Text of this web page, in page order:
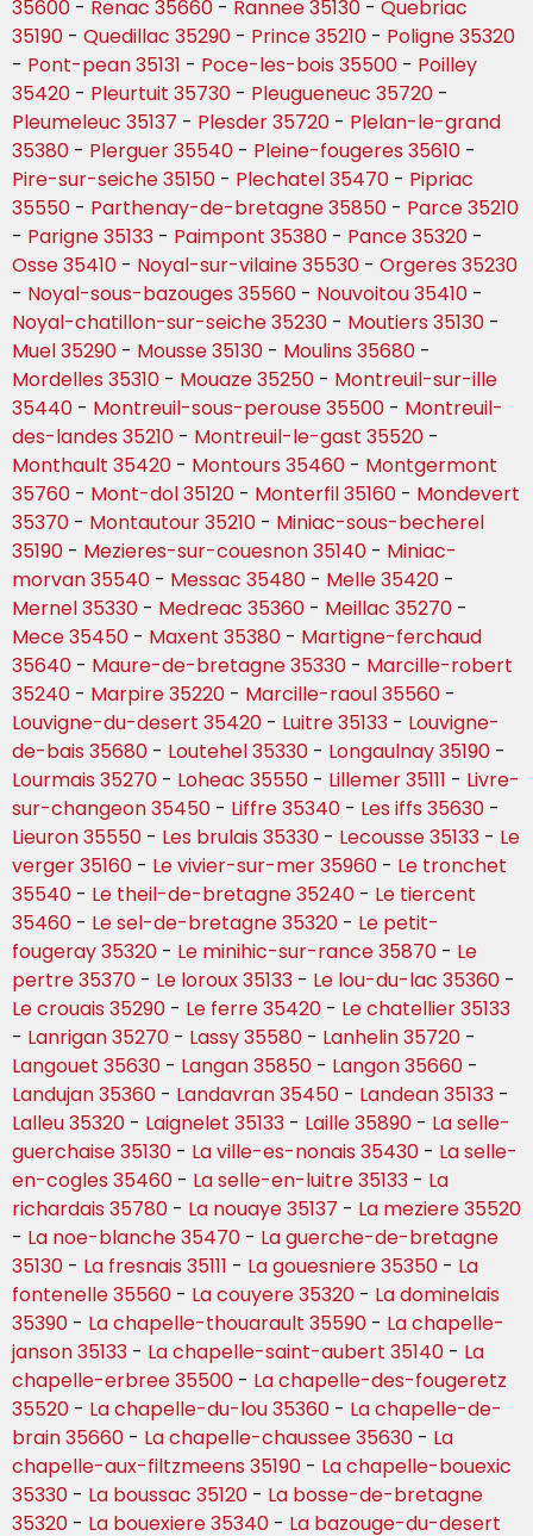
35600 - Renac 35660 - Rannee 35130 - Quebriac
35190 - Quedillac 35290 - Prince 35210 - Poligne 35320
- Pont-pean 35131 - Poce-les-bois 35500 - Poilley
35420 - Pleurtuit 35730 - Pleugueneuc 35720 -
Pleumeleuc 35137 - Plesder 35720 - Plelan-le-grand
35380 - Plerguer 35540 - Pleine-fougeres 35610 -
Pire-sur-seiche 35150 - Plechatel 35470 - Pipriac
35550 - Parthenay-de-bretagne 35850 - Parce 35210
- Parigne 35133 - Paimpont 35380 - Pance 35320 -
Osse 35410 - Noyal-sur-vilaine 35530 - Orgeres 35230
- Noyal-sous-bazouges 35560 - Nouvoitou 35410 -
Noyal-chatillon-sur-seiche 35230 - Moutiers 35130 -
Muel 35290 - Mousse 35130 - Moulins 35680 -
Mordelles 35310 - Mouaze 35250 - Montreuil-sur-ille
35440 - Montreuil-sous-perouse 35500 - Montreuil-
des-landes 35210 - Montreuil-le-gast 35520 -
Monthault 35420 - Montours 35460 - Montgermont
35760 - Mont-dol 35120 - Monterfil 35160 - Mondevert
35370 - Montautour 35210 - Miniac-sous-becherel
35190 - Mezieres-sur-couesnon 35140 - Miniac-
morvan 35540 - Messac 35480 - Melle 35420 -
Mernel 35330 - Medreac 35360 - Meillac 35270 -
Mece 35450 - Maxent 35380 - Martigne-ferchaud
35640 - Maure-de-bretagne 35330 - Marcille-robert
35240 - Marpire 35220 - Marcille-raoul 35560 -
Louvigne-du-desert 35420 - Luitre 35133 - Louvigne-
de-bais 35680 - Loutehel 35330 - Longaulnay 35190 -
Lourmais 35270 - Loheac 35550 - Lillemer 35111 - Livre-
sur-changeon 35450 - Liffre 35340 - Les iffs 35630 -
Lieuron 35550 - Les brulais 35330 - Lecousse 35133 - Le
verger 35160 - Le vivier-sur-mer 35960 - Le tronchet
35540 - Le theil-de-bretagne 35240 - Le tiercent
35460 - Le sel-de-bretagne 35320 - Le petit-
fougeray 35320 - Le minihic-sur-rance 35870 - Le
pertre 35370 - Le loroux 35133 - Le lou-du-lac 35360 -
Le crouais 35290 - Le ferre 35420 - Le chatellier 35133
- Lanrigan 35270 - Lassy 35580 - Lanhelin 35720 -
Langouet 35630 - Langan 35850 - Langon 35660 -
Landujan 35360 - Landavran 35450 - Landean 35133 -
Lalleu 35320 - Laignelet 35133 - Laille 35890 - La selle-
guerchaise 35130 - La ville-es-nonais 35430 - La selle-
en-cogles 35460 - La selle-en-luitre 35133 - La
richardais 35780 - La nouaye 35137 - La meziere 35520
- La noe-blanche 35470 - La guerche-de-bretagne
35130 - La fresnais 35111 - La gouesniere 35350 - La
fontenelle 35560 - La couyere 35320 - La dominelais
35390 - La chapelle-thouarault 35590 - La chapelle-
janson 35133 - La chapelle-saint-aubert 35140 - La
chapelle-erbree 35500 - La chapelle-des-fougeretz
35520 - La chapelle-du-lou 35360 - La chapelle-de-
brain 35660 - La chapelle-chaussee 35630 - La
chapelle-aux-filtzmeens 35190 - La chapelle-bouexic
35330 - La boussac 35120 - La bosse-de-bretagne
35320 - La bouexiere 35340 - La bazouge-du-desert